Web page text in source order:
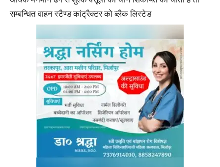
सम्बन्धित वाहन स्टैण्ड कांट्रैक्टर को ब्लैक लिस्टेड